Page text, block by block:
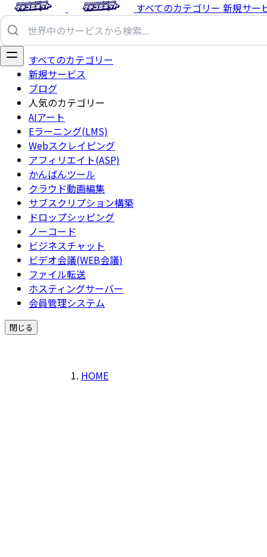
すべてのカテゴリー 新規サー
すべてのカテゴリー
新規サービス
ブログ
人気のカテゴリー
AIアート
Eラーニング(LMS)
Webスクレイピング
アフィリエイト(ASP)
かんばんツール
クラウド動画編集
サブスクリプション構築
ドロップシッピング
ノーコード
ビジネスチャット
ビデオ会議(WEB会議)
ファイル転送
ホスティングサーバー
会員管理システム
閉じる
HOME